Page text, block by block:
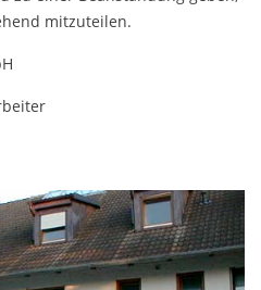
mitzuteilen.